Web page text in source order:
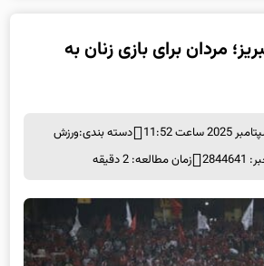
مردان برای بازی زنان به
دسته بندی:ورزش
زمان مطالعه: 2 دقیقه